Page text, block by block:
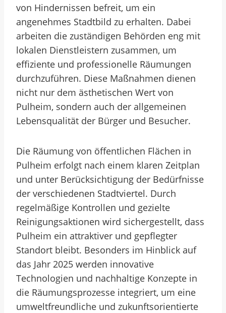
von Hindernissen befreit, um ein
angenehmes Stadtbild zu erhalten. Dabei
arbeiten die zuständigen Behörden eng mit
lokalen Dienstleistern zusammen, um
effiziente und professionelle Räumungen
durchzuführen. Diese Maßnahmen dienen
nicht nur dem ästhetischen Wert von
Pulheim, sondern auch der allgemeinen
Lebensqualität der Bürger und Besucher.
Die Räumung von öffentlichen Flächen in
Pulheim erfolgt nach einem klaren Zeitplan
und unter Berücksichtigung der Bedürfnisse
der verschiedenen Stadtviertel. Durch
regelmäßige Kontrollen und gezielte
Reinigungsaktionen wird sichergestellt, dass
Pulheim ein attraktiver und gepflegter
Standort bleibt. Besonders im Hinblick auf
das Jahr 2025 werden innovative
Technologien und nachhaltige Konzepte in
die Räumungsprozesse integriert, um eine
umweltfreundliche und zukunftsorientierte